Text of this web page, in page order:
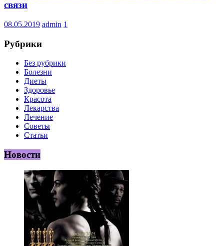
связи
08.05.2019 admin 1
Рубрики
Без рубрики
Болезни
Диеты
Здоровье
Красота
Лекарства
Лечение
Советы
Статьи
Новости